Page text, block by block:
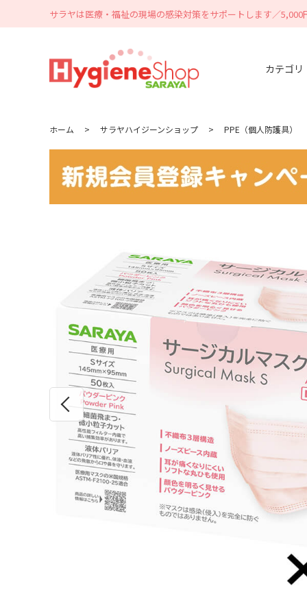
サラヤは医療・福祉の現場の感染対策をサポートします／5,000
カテゴリ
ホーム > サラヤハイジーンショップ > PPE（個人防護具）